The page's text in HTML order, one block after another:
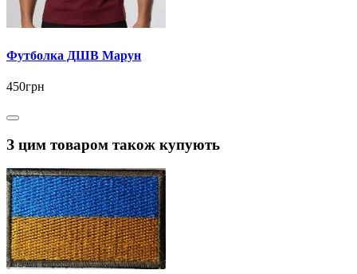
Футболка ДШВ Марун
450грн
З цим товаром також купують